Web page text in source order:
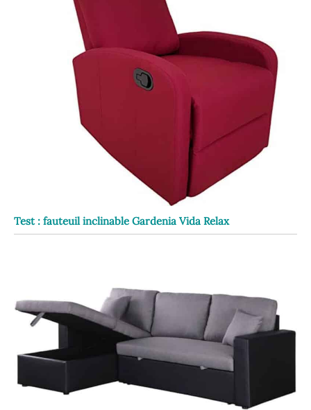
Test : fauteuil inclinable Gardenia Vida Relax